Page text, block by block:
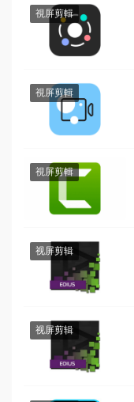
視屏剪輯
視屏剪輯
視屏剪輯
视屏剪辑
视屏剪辑